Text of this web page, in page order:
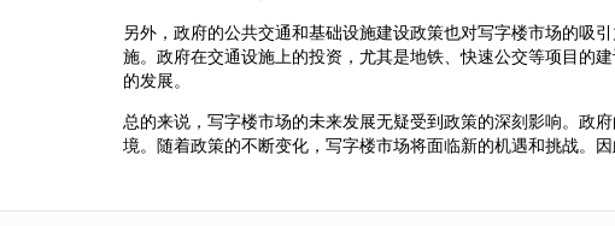
另外，政府的公共交通和基础设施建设政策也对写字楼市场的吸
施。政府在交通设施上的投资，尤其是地铁、快速公交等项目的
的发展。
总的来说，写字楼市场的未来发展无疑受到政策的深刻影响。政
境。随着政策的不断变化，写字楼市场将面临新的机遇和挑战。